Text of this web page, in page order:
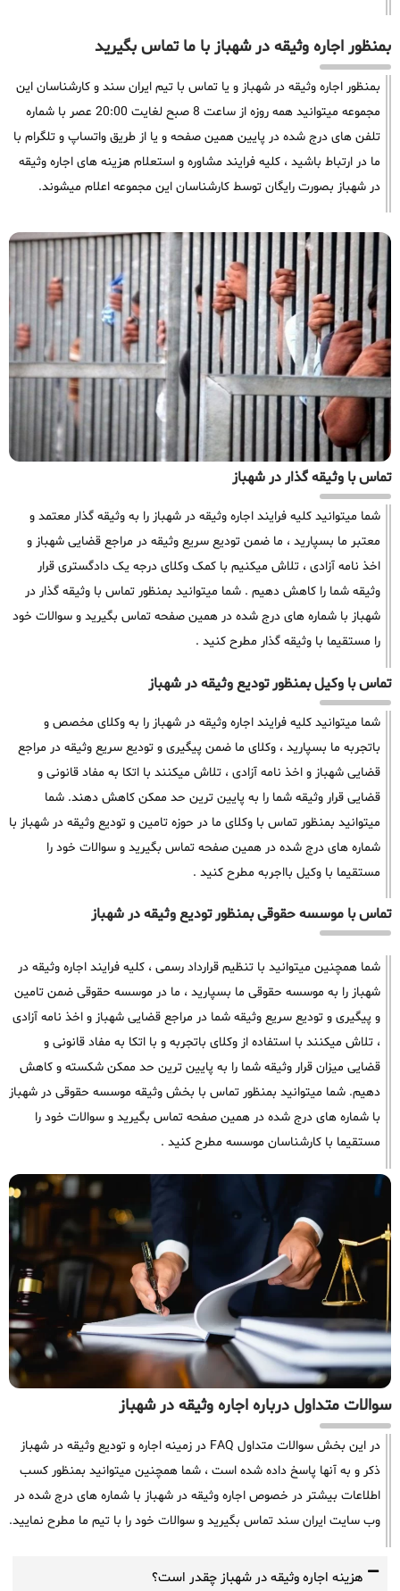
بمنظور اجاره وثیقه در شهباز با ما تماس بگیرید
بمنظور اجاره وثیقه در شهباز و یا تماس با تیم ایران سند و کارشناسان این
مجموعه میتوانید همه روزه از ساعت 8 صبح لغایت 20:00 عصر با شماره
تلفن های درج شده در پایین همین صفحه و یا از طریق واتساپ و تلگرام با
ما در ارتباط باشید ، کلیه فرایند مشاوره و استعلام هزینه های اجاره وثیقه
در شهباز بصورت رایگان توسط کارشناسان این مجموعه اعلام میشوند.
تماس با وثیقه گذار در شهباز
شما میتوانید کلیه فرایند اجاره وثیقه در شهباز را به وثیقه گذار معتمد و
معتبر ما بسپارید ، ما ضمن تودیع سریع وثیقه در مراجع قضایی شهباز و
اخذ نامه آزادی ، تلاش میکنیم با کمک وکلای درجه یک دادگستری قرار
وثیقه شما را کاهش دهیم . شما میتوانید بمنظور تماس با وثیقه گذار در
شهباز با شماره های درج شده در همین صفحه تماس بگیرید و سوالات خود
را مستقیما با وثیقه گذار مطرح کنید .
تماس با وکیل بمنظور تودیع وثیقه در شهباز
شما میتوانید کلیه فرایند اجاره وثیقه در شهباز را به وکلای مخصص و
باتجربه ما بسپارید ، وکلای ما ضمن پیگیری و تودیع سریع وثیقه در مراجع
قضایی شهباز و اخذ نامه آزادی ، تلاش میکنند با اتکا به مفاد قانونی و
قضایی قرار وثیقه شما را به پایین ترین حد ممکن کاهش دهند. شما
میتوانید بمنظور تماس با وکلای ما در حوزه تامین و تودیع وثیقه در شهباز با
شماره های درج شده در همین صفحه تماس بگیرید و سوالات خود را
مستقیما با وکیل بااجربه مطرح کنید .
تماس با موسسه حقوقی بمنظور تودیع وثیقه در شهباز
شما همچنین میتوانید با تنظیم قرارداد رسمی ، کلیه فرایند اجاره وثیقه در
شهباز را به موسسه حقوقی ما بسپارید ، ما در موسسه حقوقی ضمن تامین
و پیگیری و تودیع سریع وثیقه شما در مراجع قضایی شهباز و اخذ نامه آزادی
، تلاش میکنند با استفاده از وکلای باتجربه و با اتکا به مفاد قانونی و
قضایی میزان قرار وثیقه شما را به پایین ترین حد ممکن شکسته و کاهش
دهیم. شما میتوانید بمنظور تماس با بخش وثیقه موسسه حقوقی در شهباز
با شماره های درج شده در همین صفحه تماس بگیرید و سوالات خود را
مستقیما با کارشناسان موسسه مطرح کنید .
سوالات متداول درباره اجاره وثیقه در شهباز
در این بخش سوالات متداول FAQ در زمینه اجاره و تودیع وثیقه در شهباز
ذکر و به آنها پاسخ داده شده است ، شما همچنین میتوانید بمنظور کسب
اطلاعات بیشتر در خصوص اجاره وثیقه در شهباز با شماره های درج شده در
وب سایت ایران سند تماس بگیرید و سوالات خود را با تیم ما مطرح نمایید.
هزینه اجاره وثیقه در شهباز چقدر است؟